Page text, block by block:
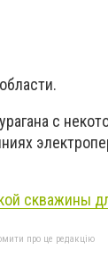
с
скважины
про це редакцію